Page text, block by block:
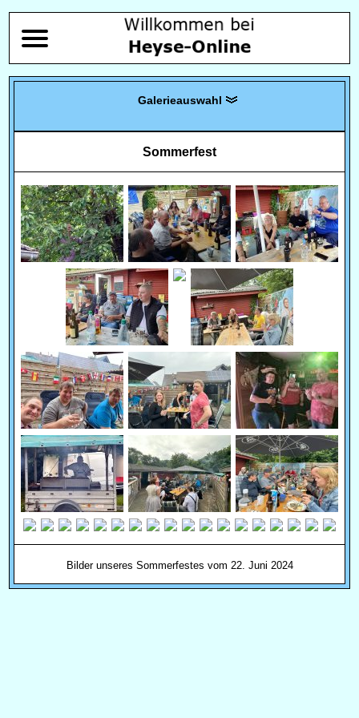
Sommerfest
Bilder unseres Sommerfestes vom 22. Juni 2024